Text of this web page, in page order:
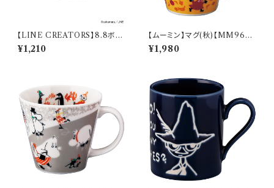
【LINE CREATORS】8.8ボウ
ル(ちびちびうさまる)【ちびちび
うさまる そらのたび】
¥1,210
【ムーミン】マグ(秋)【MM960
0】MM9603-11
¥1,980